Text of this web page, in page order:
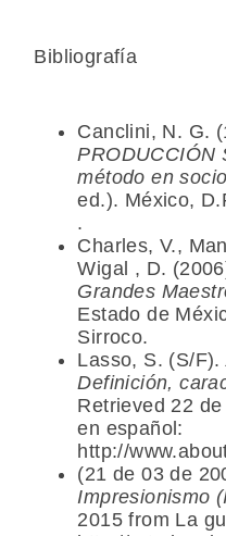
Bibliografía
Canclini, N. G.
PRODUCCIÓN
método en
ed.). México,
.
Charles, V.,
Wigal , D.
Grandes
Estado de
Sirroco.
Lasso, S. (S/F).
Definición,
Retrieved 22
en español:
http://
(21 de 03 de
Impresionismo
2015 from La